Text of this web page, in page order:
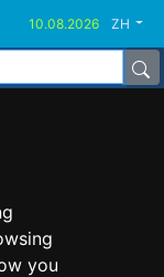
you
ZH